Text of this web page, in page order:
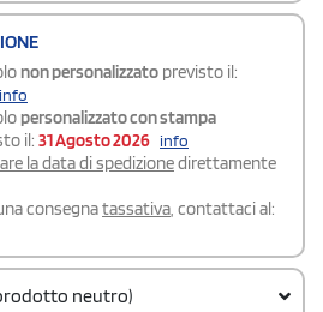
non personalizzato previsto il:
info
personalizzato con stampa
il: 31 Agosto 2026 info
la data di spedizionedirettamente
consegnatassativa, contattaci al:
neutro)